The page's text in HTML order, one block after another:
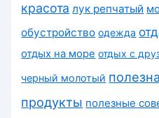
красота лук репчатый
обустройство одежда
отдых на море отдых с
черный молотый
продукты полезные